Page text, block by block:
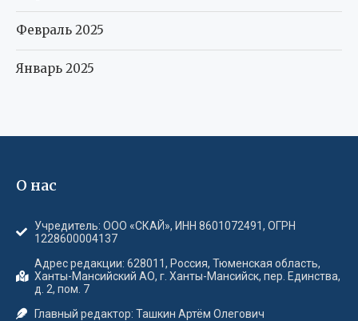
Февраль 2025
Январь 2025
О нас
Учредитель: ООО «СКАЙ», ИНН 8601072491, ОГРН
1228600004137
Адрес редакции: 628011, Россия, Тюменская область,
Ханты-Мансийский АО, г. Ханты-Мансийск, пер. Единства,
д. 2, пом. 7
Главный редактор: Ташкин Артём Олегович